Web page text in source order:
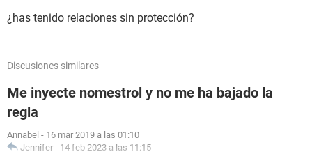
¿has tenido relaciones sin protección?
Discusiones similares
Me inyecte nomestrol y no me ha bajado la
regla
Annabel - 16 mar 2019 a las 01:10
Jennifer - 14 feb 2023 a las 11:15